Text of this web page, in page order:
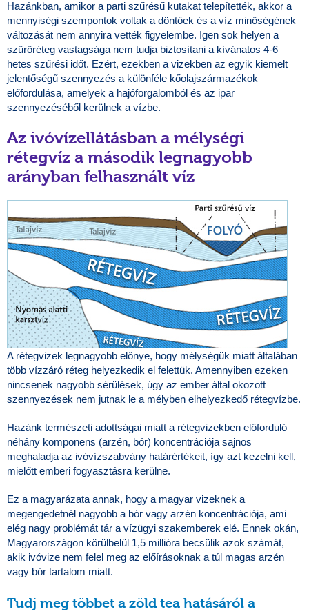
Hazánkban, amikor a parti szűrésű kutakat telepítették, akkor a
mennyiségi szempontok voltak a döntőek és a víz minőségének
változását nem annyira vették figyelembe. Igen sok helyen a
szűrőréteg vastagsága nem tudja biztosítani a kívánatos 4-6
hetes szűrési időt. Ezért, ezekben a vizekben az egyik kiemelt
jelentőségű szennyezés a különféle kőolajszármazékok
előfordulása, amelyek a hajóforgalomból és az ipar
szennyezéséből kerülnek a vízbe.
Az ivóvízellátásban a mélységi
rétegvíz a második legnagyobb
arányban felhasznált víz
A rétegvizek legnagyobb előnye, hogy mélységük miatt általában
több vízzáró réteg helyezkedik el felettük. Amennyiben ezeken
nincsenek nagyobb sérülések, úgy az ember által okozott
szennyezések nem jutnak le a mélyben elhelyezkedő rétegvízbe.
Hazánk természeti adottságai miatt a rétegvizekben előforduló
néhány komponens (arzén, bór) koncentrációja sajnos
meghaladja az ivóvízszabvány határértékeit, így azt kezelni kell,
mielőtt emberi fogyasztásra kerülne.
Ez a magyarázata annak, hogy a magyar vizeknek a
megengedetnél nagyobb a bór vagy arzén koncentrációja, ami
elég nagy problémát tár a vízügyi szakemberek elé. Ennek okán,
Magyarországon körülbelül 1,5 millióra becsülik azok számát,
akik ivóvize nem felel meg az előírásoknak a túl magas arzén
vagy bór tartalom miatt.
Tudj meg többet a zöld tea hatásáról a